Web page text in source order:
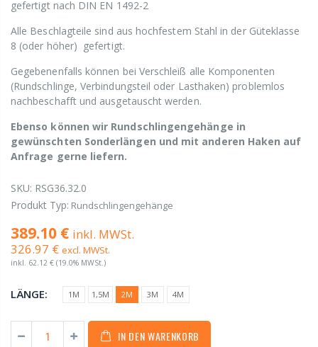
gefertigt nach DIN EN 1492-2
Alle Beschlagteile sind aus hochfestem Stahl in der Güteklasse
8 (oder höher) gefertigt.
Gegebenenfalls können bei Verschleiß alle Komponenten
(Rundschlinge, Verbindungsteil oder Lasthaken) problemlos
nachbeschafft und ausgetauscht werden.
Ebenso können wir Rundschlingengehänge in
gewünschten Sonderlängen und mit anderen Haken auf
Anfrage gerne liefern.
SKU: RSG36.32.0
Produkt Typ: Rundschlingengehänge
389.10 € inkl. MWSt.
326.97 € excl. MWSt.
inkl. 62.12 € (19.0% MWSt.)
LÄNGE: 1M 1,5M 2M 3M 4M
IN DEN WARENKORB